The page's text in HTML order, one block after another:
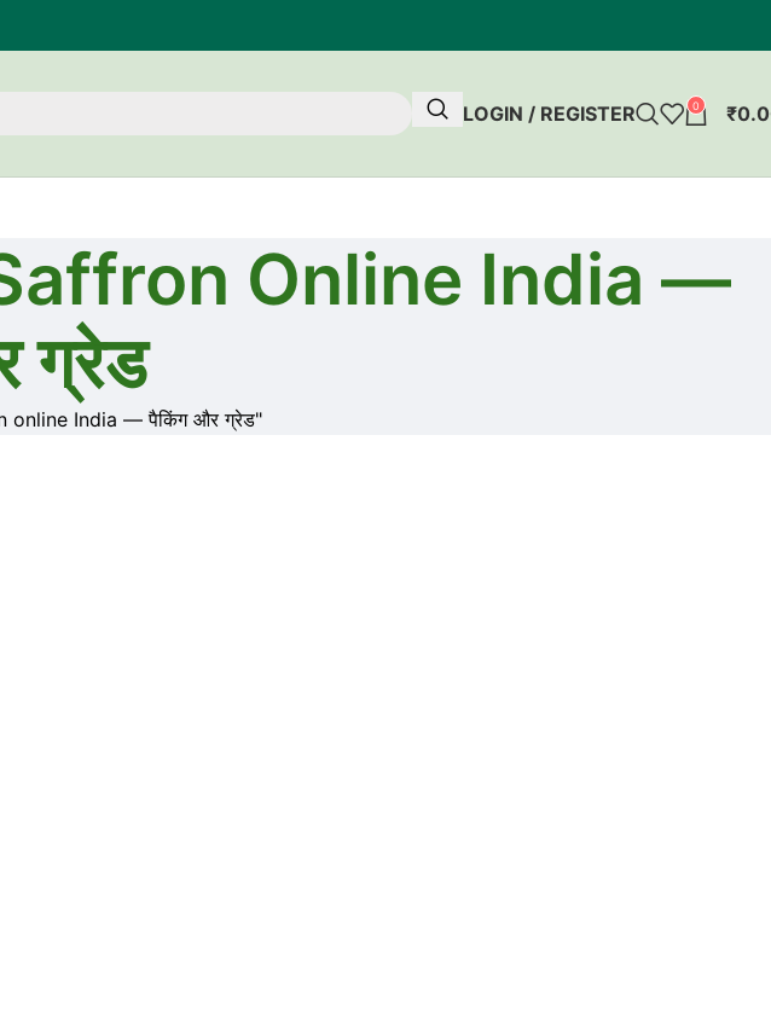
LOGIN / REGISTER 0 ₹
Online India —
ग्रेड
online India — पैकिंग और ग्रेड"